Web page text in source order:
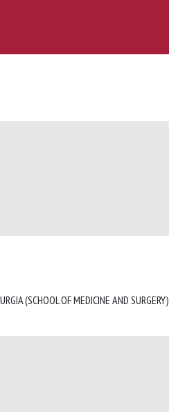
(SCHOOL OF MEDICINE AND SURGERY)